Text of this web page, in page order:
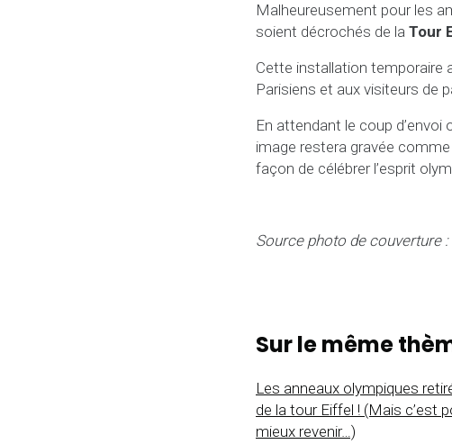
Malheureusement pour les
soient décrochés de la Tour
Cette installation temporaire
Parisiens et aux visiteurs de
En attendant le coup d’envoi
image restera gravée
façon de célébrer l’esprit
Source photo de couverture
Sur le même
Les anneaux olympiques
de la tour Eiffel ! (Mais c’est
mieux revenir…)